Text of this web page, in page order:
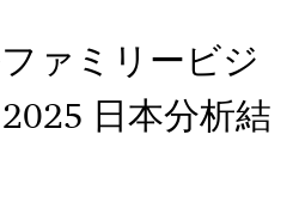
ァミリービジ
日本分析結